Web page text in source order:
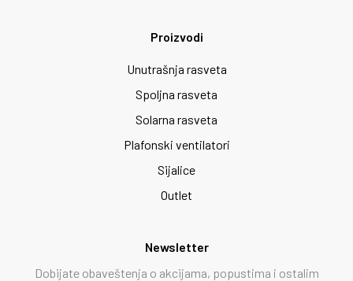
Proizvodi
Unutrašnja rasveta
Spoljna rasveta
Solarna rasveta
Plafonski ventilatori
Sijalice
Outlet
Newsletter
Dobijate obaveštenja o akcijama, popustima i ostalim